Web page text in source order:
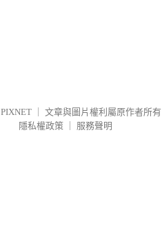
PIXNET
文章與圖片權利屬原作者所有
隱私權政策
服務聲明